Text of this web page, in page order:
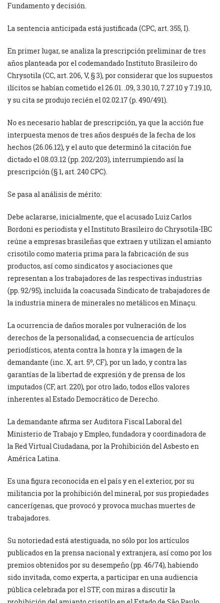
Fundamento y decisión.
La sentencia anticipada está justificada (CPC, art. 355, I).
En primer lugar, se analiza la prescripción preliminar de tres
años planteada por el codemandado Instituto Brasileiro do
Chrysotila (CC, art. 206, V, § 3), por considerar que los supuestos
ilícitos se habían cometido el 26.01. .09, 3.30.10, 7.27.10 y 7.19.10,
y su cita se produjo recién el 02.02.17 (p. 490/491).
No es necesario hablar de prescripción, ya que la acción fue
interpuesta menos de tres años después de la fecha de los
hechos (26.06.12), y el auto que determinó la citación fue
dictado el 08.03.12 (pp. 202/203), interrumpiendo así la
prescripción (§ 1, art. 240 CPC).
Se pasa al análisis de mérito:
Debe aclararse, inicialmente, que el acusado Luiz Carlos
Bordoni es periodista y el Instituto Brasileiro do Chrysotila-IBC
reúne a empresas brasileñas que extraen y utilizan el amianto
crisotilo como materia prima para la fabricación de sus
productos, así como sindicatos y asociaciones que
representan a los trabajadores de las respectivas industrias
(pp. 92/95), incluida la coacusada Sindicato de trabajadores de
la industria minera de minerales no metálicos en Minaçu.
La ocurrencia de daños morales por vulneración de los
derechos de la personalidad, a consecuencia de artículos
periodísticos, atenta contra la honra y la imagen de la
demandante (inc. X, art. 5º, CF), por un lado, y contra las
garantías de la libertad de expresión y de prensa de los
imputados (CF, art. 220), por otro lado, todos ellos valores
inherentes al Estado Democrático de Derecho.
La demandante afirma ser Auditora Fiscal Laboral del
Ministerio de Trabajo y Empleo, fundadora y coordinadora de
la Red Virtual Ciudadana, por la Prohibición del Asbesto en
América Latina.
Es una figura reconocida en el país y en el exterior, por su
militancia por la prohibición del mineral, por sus propiedades
cancerígenas, que provocó y provoca muchas muertes de
trabajadores.
Su notoriedad está atestiguada, no sólo por los artículos
publicados en la prensa nacional y extranjera, así como por los
premios obtenidos por su desempeño (pp. 46/74), habiendo
sido invitada, como experta, a participar en una audiencia
pública celebrada por el STF, con miras a discutir la